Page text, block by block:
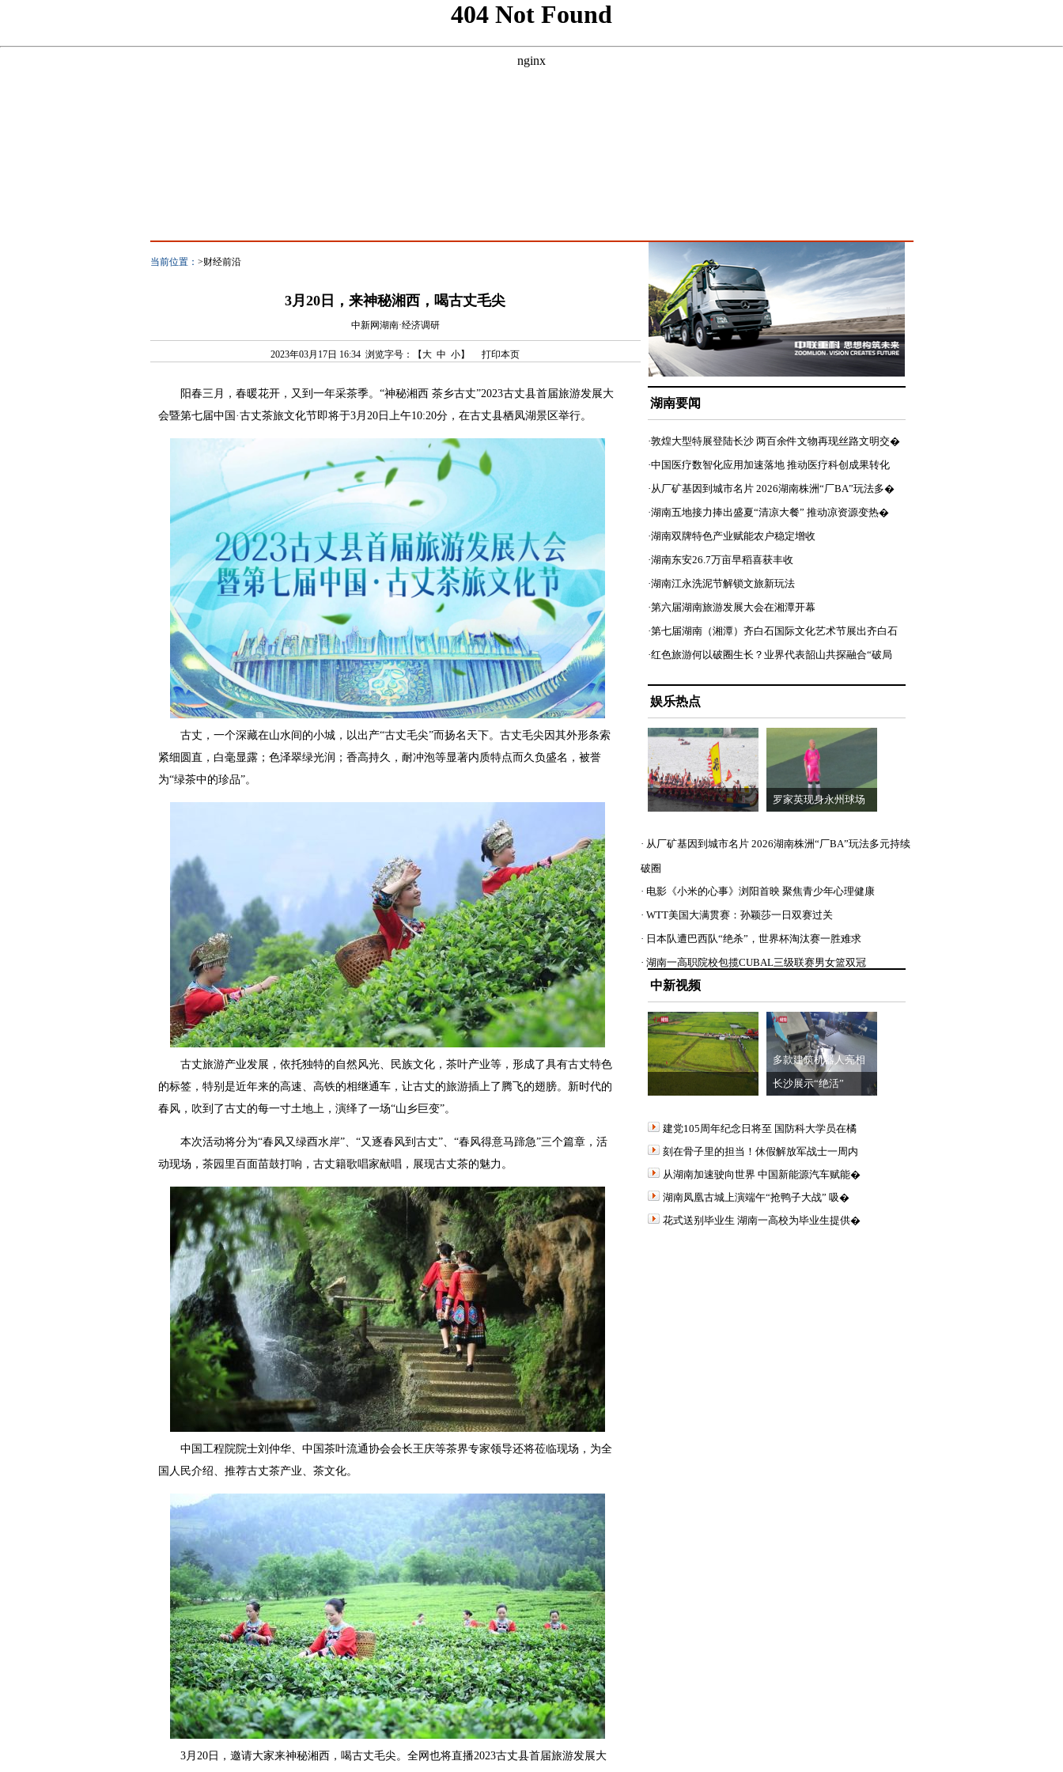
当前位置： >财经前沿
3月20日，来神秘湘西，喝古丈毛尖
中新网湖南·经济调研
2023年03月17日 16:34 浏览字号：【大 中 小】 打印本页
阳春三月，春暖花开，又到一年采茶季。“神秘湘西 茶乡古丈”2023古丈县首届旅游发展大
会暨第七届中国·古丈茶旅文化节即将于3月20日上午10:20分，在古丈县栖凤湖景区举行。
古丈，一个深藏在山水间的小城，以出产“古丈毛尖”而扬名天下。古丈毛尖因其外形条索
紧细圆直，白毫显露；色泽翠绿光润；香高持久，耐冲泡等显著内质特点而久负盛名，被誉
为“绿茶中的珍品”。
古丈旅游产业发展，依托独特的自然风光、民族文化，茶叶产业等，形成了具有古丈特色
的标签，特别是近年来的高速、高铁的相继通车，让古丈的旅游插上了腾飞的翅膀。新时代的
春风，吹到了古丈的每一寸土地上，演绎了一场“山乡巨变”。
本次活动将分为“春风又绿酉水岸”、“又逐春风到古丈”、“春风得意马蹄急”三个篇章，活
动现场，茶园里百面苗鼓打响，古丈籍歌唱家献唱，展现古丈茶的魅力。
中国工程院院士刘仲华、中国茶叶流通协会会长王庆等茶界专家领导还将莅临现场，为全
国人民介绍、推荐古丈茶产业、茶文化。
3月20日，邀请大家来神秘湘西，喝古丈毛尖。全网也将直播2023古丈县首届旅游发展大
湖南要闻
·敦煌大型特展登陆长沙 两百余件文物再现丝路文明交�
·中国医疗数智化应用加速落地 推动医疗科创成果转化
·从厂矿基因到城市名片 2026湖南株洲“厂BA”玩法多�
·湖南五地接力捧出盛夏“清凉大餐” 推动凉资源变热�
·湖南双牌特色产业赋能农户稳定增收
·湖南东安26.7万亩早稻喜获丰收
·湖南江永洗泥节解锁文旅新玩法
·第六届湖南旅游发展大会在湘潭开幕
·第七届湖南（湘潭）齐白石国际文化艺术节展出齐白石
·红色旅游何以破圈生长？业界代表韶山共探融合“破局
娱乐热点
罗家英现身永州球场
· 从厂矿基因到城市名片 2026湖南株洲“厂BA”玩法多元持续
破圈
· 电影《小米的心事》浏阳首映 聚焦青少年心理健康
· WTT美国大满贯赛：孙颖莎一日双赛过关
· 日本队遭巴西队“绝杀”，世界杯淘汰赛一胜难求
· 湖南一高职院校包揽CUBAL三级联赛男女篮双冠
中新视频
多款建筑机器人亮相
长沙展示“绝活”
建党105周年纪念日将至 国防科大学员在橘
刻在骨子里的担当！休假解放军战士一周内
从湖南加速驶向世界 中国新能源汽车赋能�
湖南凤凰古城上演端午“抢鸭子大战” 吸�
花式送别毕业生 湖南一高校为毕业生提供�